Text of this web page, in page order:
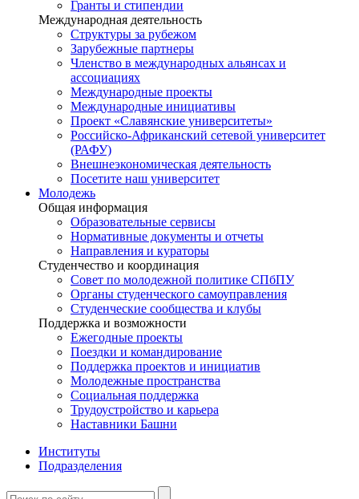
Гранты и стипендии
Международная деятельность
Структуры за рубежом
Зарубежные партнеры
Членство в международных альянсах и
ассоциациях
Международные проекты
Международные инициативы
Проект «Славянские университеты»
Российско-Африканский сетевой университет
(РАФУ)
Внешнеэкономическая деятельность
Посетите наш университет
Молодежь
Общая информация
Образовательные сервисы
Нормативные документы и отчеты
Направления и кураторы
Студенчество и координация
Совет по молодежной политике СПбПУ
Органы студенческого самоуправления
Студенческие сообщества и клубы
Поддержка и возможности
Ежегодные проекты
Поездки и командирование
Поддержка проектов и инициатив
Молодежные пространства
Социальная поддержка
Трудоустройство и карьера
Наставники Башни
Институты
Подразделения